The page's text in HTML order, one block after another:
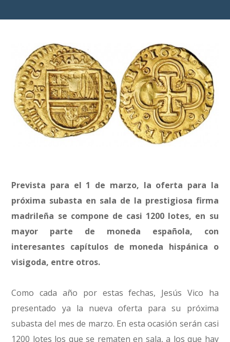
Prevista para el 1 de marzo, la oferta para la
próxima subasta en sala de la prestigiosa firma
madrileña se compone de casi 1200 lotes, en su
mayor parte de moneda española, con
interesantes capítulos de moneda hispánica o
visigoda, entre otros.
Como cada año por estas fechas, Jesús Vico ha
presentado ya la nueva oferta para su próxima
subasta del mes de marzo. En esta ocasión serán casi
1200 lotes los que se rematen en sala, a los que hay